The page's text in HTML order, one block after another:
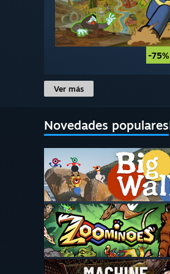
-75%
Ver más
Novedades populares